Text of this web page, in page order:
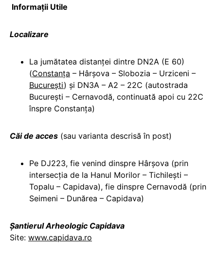
Informaţii Utile
Localizare
La jumătatea distanţei dintre DN2A (E 60)
(Constanţa – Hârşova – Slobozia – Urziceni –
Bucureşti) şi DN3A – A2 – 22C (autostrada
Bucureşti – Cernavodă, continuată apoi cu 22C
înspre Constanţa)
Căi de acces (sau varianta descrisă în post)
Pe DJ223, fie venind dinspre Hârşova (prin
intersecţia de la Hanul Morilor – Tichileşti –
Topalu – Capidava), fie dinspre Cernavodă (prin
Seimeni – Dunărea – Capidava)
Şantierul Arheologic Capidava
Site: www.capidava.ro